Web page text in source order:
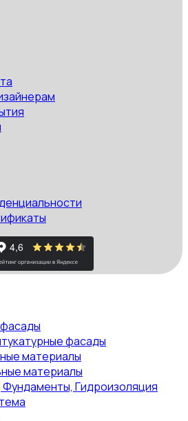
фасады
материалы
материалы
Гидроизоляция